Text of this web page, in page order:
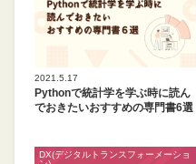
2021.5.17
Pythonで統計学を学ぶ時に読ん
でおきたいおすすめの専門書6選
DX(デジタルトランスフォーメーショ